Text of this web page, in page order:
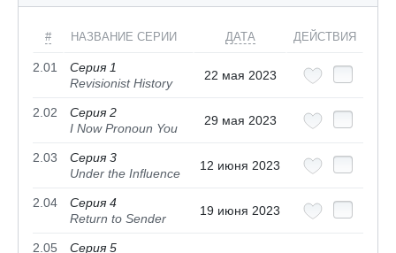
# НАЗВАНИЕ СЕРИИ ДАТА ДЕЙСТВИЯ
2.01
Серия 1
Revisionist History
22 мая 2023
2.02
Серия 2
I Now Pronoun You
29 мая 2023
2.03
Серия 3
Under the Influence
12 июня 2023
2.04
Серия 4
Return to Sender
19 июня 2023
2.05
Серия 5